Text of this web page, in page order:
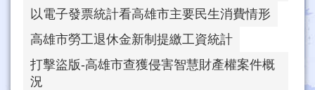
以電子發票統計看高雄市主要民生消費情形
高雄市勞工退休金新制提繳工資統計
打擊盜版-高雄市查獲侵害智慧財產權案件概
況